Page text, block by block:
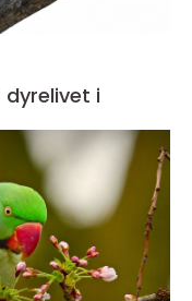
dyrelivet i